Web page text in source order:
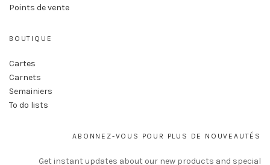
Points de vente
BOUTIQUE
Cartes
Carnets
Semainiers
To do lists
ABONNEZ-VOUS POUR PLUS DE NOUVEAUTÉS
Get instant updates about our new products and special